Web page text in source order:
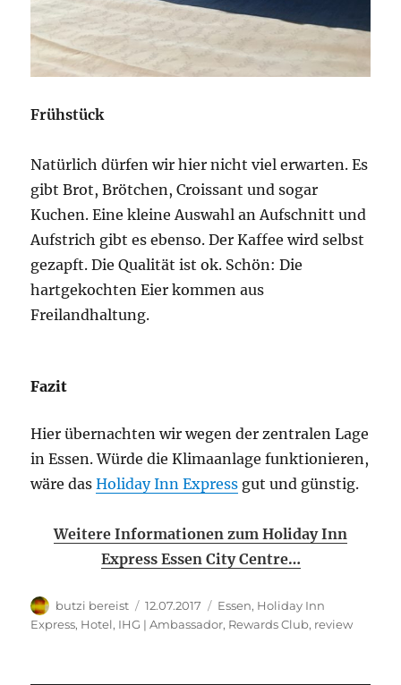
Frühstück
Natürlich dürfen wir hier nicht viel erwarten. Es
gibt Brot, Brötchen, Croissant und sogar
Kuchen. Eine kleine Auswahl an Aufschnitt und
Aufstrich gibt es ebenso. Der Kaffee wird selbst
gezapft. Die Qualität ist ok. Schön: Die
hartgekochten Eier kommen aus
Freilandhaltung.
Fazit
Hier übernachten wir wegen der zentralen Lage
in Essen. Würde die Klimaanlage funktionieren,
wäre dasHoliday Inn Express gut und günstig.
Weitere Informationen zum Holiday Inn
Express Essen City Centre…
Autor
butzi bereist
Veröffentlicht
am
12.07.2017 Kategorien
Essen, Holiday Inn
Express, Hotel, IHG | Ambassador, Rewards Club, review